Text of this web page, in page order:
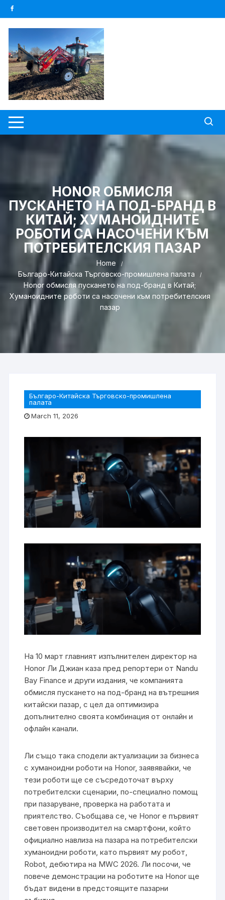
Skip
to
content
HONOR ОБМИСЛЯ
ПУСКАНЕТО НА ПОД-БРАНД В
КИТАЙ; ХУМАНОИДНИТЕ
РОБОТИ СА НАСОЧЕНИ КЪМ
ПОТРЕБИТЕЛСКИЯ ПАЗАР
Home
Българо-Китайска Търговско-промишлена палaта
Honor обмисля пускането на под-бранд в Китай;
Хуманоидните роботи са насочени към потребителския
пазар
Българо-Китайска Търговско-промишлена
палaта
March 11, 2026
На 10 март главният изпълнителен директор на
Honor Ли Джиан каза пред репортери от Nandu
Bay Finance и други издания, че компанията
обмисля пускането на под-бранд на вътрешния
китайски пазар, с цел да оптимизира
допълнително своята комбинация от онлайн и
офлайн канали.
Ли също така сподели актуализации за бизнеса
с хуманоидни роботи на Honor, заявявайки, че
тези роботи ще се съсредоточат върху
потребителски сценарии, по-специално помощ
при пазаруване, проверка на работата и
приятелство. Съобщава се, че Honor е първият
световен производител на смартфони, който
официално навлиза на пазара на потребителски
хуманоидни роботи, като първият му робот,
Robot, дебютира на MWC 2026. Ли посочи, че
повече демонстрации на роботите на Honor ще
бъдат видени в предстоящите пазарни